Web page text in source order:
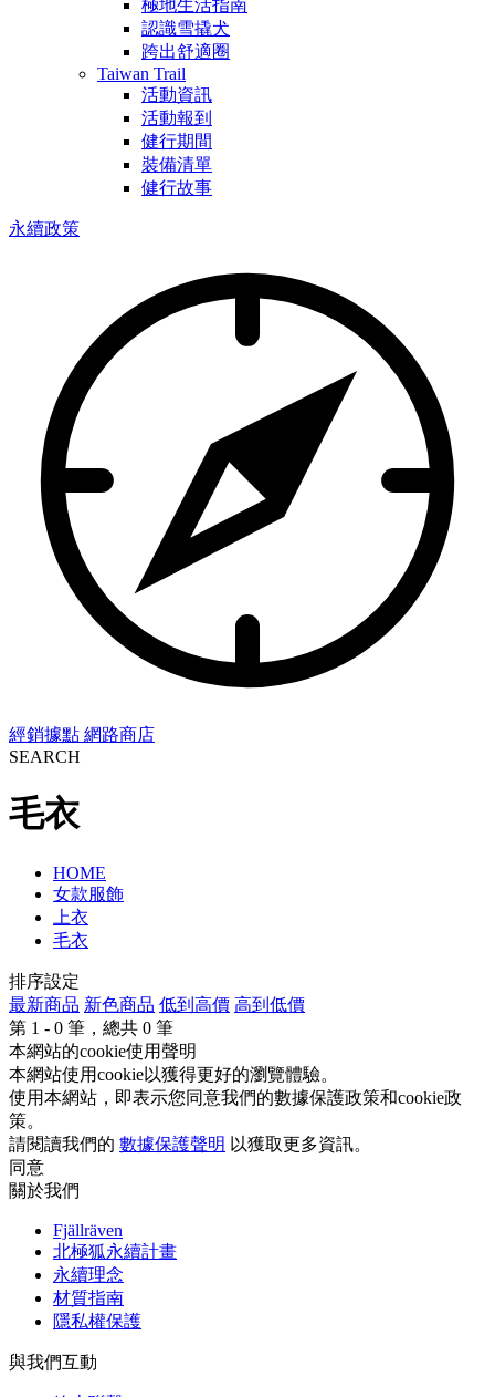
極地生活指南
認識雪撬犬
跨出舒適圈
Taiwan Trail
活動資訊
活動報到
健行期間
裝備清單
健行故事
永續政策
經銷據點 網路商店
SEARCH
毛衣
HOME
女款服飾
上衣
毛衣
排序設定
最新商品 新色商品 低到高價 高到低價
第 1 - 0 筆，總共 0 筆
本網站的cookie使用聲明
本網站使用cookie以獲得更好的瀏覽體驗。
使用本網站，即表示您同意我們的數據保護政策和cookie政
策。
請閱讀我們的 數據保護聲明 以獲取更多資訊。
同意
關於我們
Fjällräven
北極狐永續計畫
永續理念
材質指南
隱私權保護
與我們互動